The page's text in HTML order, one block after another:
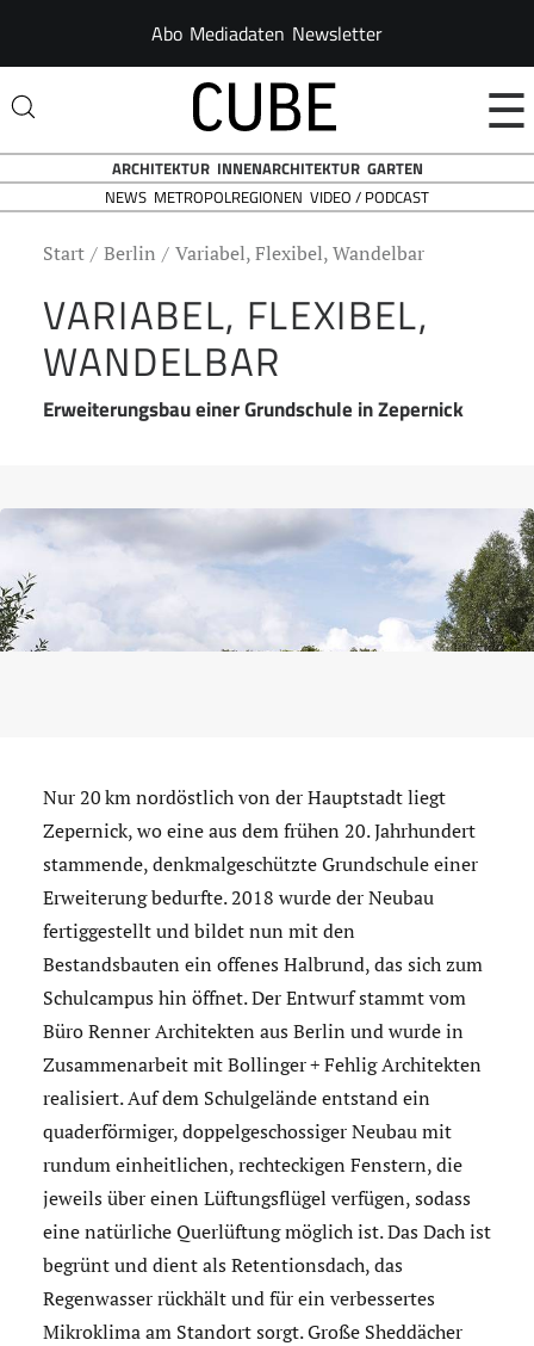
Abo Mediadaten Newsletter
☰
ARCHITEKTUR INNENARCHITEKTUR GARTEN
NEWS METROPOLREGIONEN VIDEO / PODCAST
Start Berlin Variabel, Flexibel, Wandelbar
VARIABEL, FLEXIBEL,
WANDELBAR
Erweiterungsbau einer Grundschule in Zepernick
Nur 20 km nordöstlich von der Hauptstadt liegt
Zepernick, wo eine aus dem frühen 20. Jahrhundert
stammende, denkmalgeschützte Grundschule einer
Erweiterung bedurfte. 2018 wurde der Neubau
fertiggestellt und bildet nun mit den
Bestandsbauten ein offenes Halbrund, das sich zum
Schulcampus hin öffnet. Der Entwurf stammt vom
Büro Renner Architekten aus Berlin und wurde in
Zusammenarbeit mit Bollinger + Fehlig Architekten
realisiert. Auf dem Schulgelände entstand ein
quaderförmiger, doppelgeschossiger Neubau mit
rundum einheitlichen, rechteckigen Fenstern, die
jeweils über einen Lüftungsflügel verfügen, sodass
eine natürliche Querlüftung möglich ist. Das Dach ist
begrünt und dient als Retentionsdach, das
Regenwasser rückhält und für ein verbessertes
Mikroklima am Standort sorgt. Große Sheddächer